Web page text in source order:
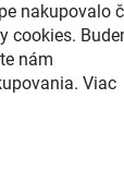
nakupovalo
cookies.
nám
Viac
súlade so
Prihlásiť sa